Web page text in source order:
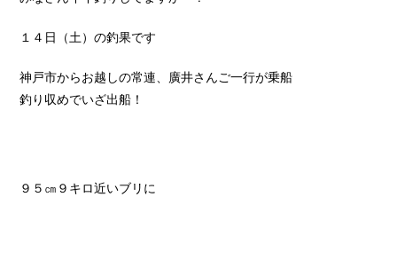
１４日（土）の釣果です
神戸市からお越しの常連、廣井さんご一行が乗船
釣り収めでいざ出船！
９５㎝９キロ近いブリに